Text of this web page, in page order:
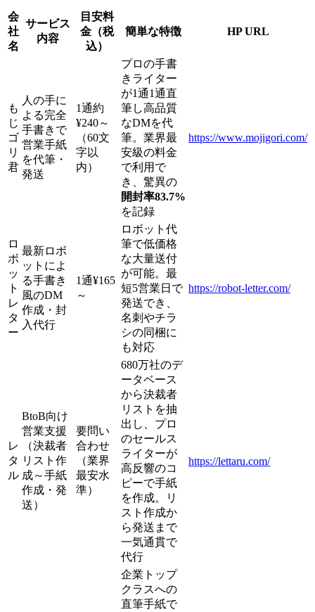
会
社
名
サービス
内容
目安料
金（税
込）
簡単な特徴 HP URL
も
じ
ゴ
リ
君
人の手に
よる完全
手書きで
営業手紙
を代筆・
発送
1通約
¥240～
（60文
字以
内）
プロの手書
きライター
が1通1通直
筆し高品質
なDMを代
筆。業界最
安級の料金
で利用で
き、驚異の
開封率83.7%
を記録
https://www.mojigori.com/
ロ
ボ
ッ
ト
レ
タ
ー
最新ロボ
ットによ
る手書き
風のDM
作成・封
入代行
1通¥165
～
ロボット代
筆で低価格
な大量送付
が可能。最
短5営業日で
発送でき、
名刺やチラ
シの同梱に
も対応
https://robot-letter.com/
レ
タ
ル
BtoB向け
営業支援
（決裁者
リスト作
成～手紙
作成・発
送）
要問い
合わせ
（業界
最安水
準）
680万社のデ
ータベース
から決裁者
リストを抽
出し、プロ
のセールス
ライターが
高反響のコ
ピーで手紙
を作成。リ
スト作成か
ら発送まで
一気通貫で
代行
https://lettaru.com/
企業トップ
クラスへの
直筆手紙で